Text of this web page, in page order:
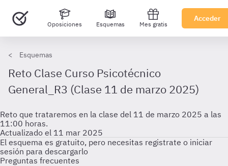
Oposiciones Esquemas Mes gratis
Acceder
Esquemas
Reto Clase Curso Psicotécnico
General_R3 (Clase 11 de marzo 2025)
Reto que trataremos en la clase del 11 de marzo 2025 a las
11:00 horas.
Actualizado el 11 mar 2025
El esquema es gratuito, pero necesitas registrate o iniciar
sesión para descargarlo
Preguntas frecuentes